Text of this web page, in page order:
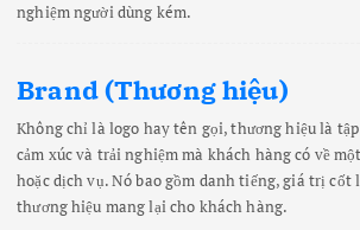
nghiệm người dùng kém.
Brand (Thương hiệu)
Không chỉ là logo hay tên gọi, thương hiệu là
cảm xúc và trải nghiệm mà khách hàng có về
hoặc dịch vụ. Nó bao gồm danh tiếng, giá trị cốt
thương hiệu mang lại cho khách hàng.